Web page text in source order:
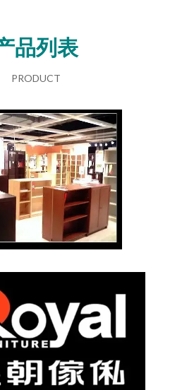
品列表
PRODUCT